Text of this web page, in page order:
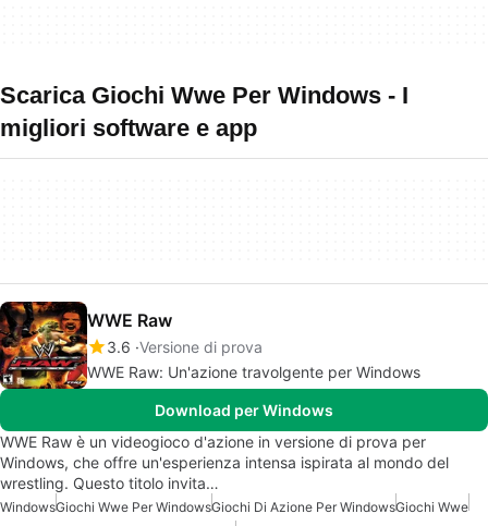
Scarica Giochi Wwe Per Windows - I
migliori software e app
WWE Raw
3.6 Versione di prova
WWE Raw: Un'azione travolgente per Windows
Download per Windows
WWE Raw è un videogioco d'azione in versione di prova per
Windows, che offre un'esperienza intensa ispirata al mondo del
wrestling. Questo titolo invita…
WindowsGiochi Wwe Per WindowsGiochi Di Azione Per WindowsGiochi Wwe